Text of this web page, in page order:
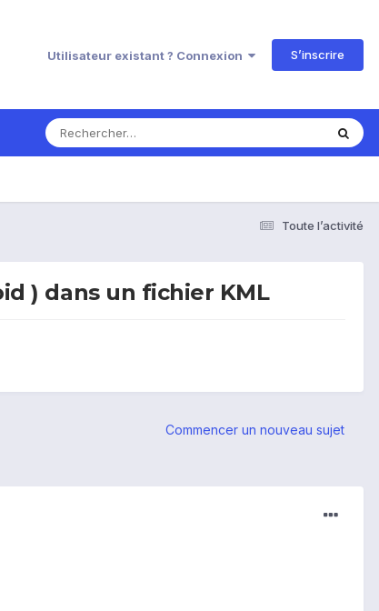
Utilisateur existant ? Connexion S’inscrire
Toute l’activité
) dans un fichier KML
Commencer un nouveau sujet